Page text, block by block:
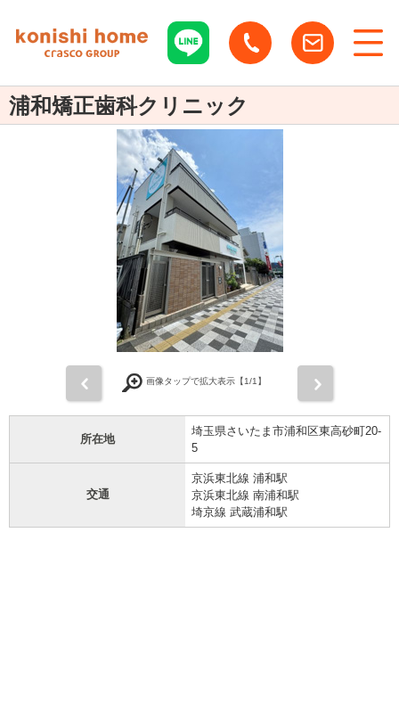
浦和矯正歯科クリニック
画像タップで拡大表示【1/1】
所在地
埼玉県さいたま市浦和区東高砂町20-
5
交通
京浜東北線 浦和駅
京浜東北線 南浦和駅
埼京線 武蔵浦和駅